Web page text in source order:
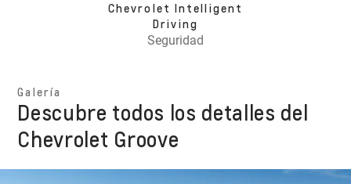
Chevrolet Intelligent
Driving
Seguridad
Galería
Descubre todos los detalles del
Chevrolet Groove